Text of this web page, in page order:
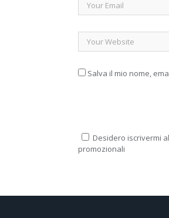
Salva il mio nome,
Desidero iscrivermi
promozionali